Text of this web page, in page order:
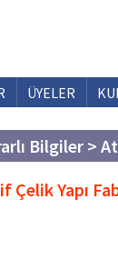
ÜYELER
Bilgiler >
Çelik Yapı